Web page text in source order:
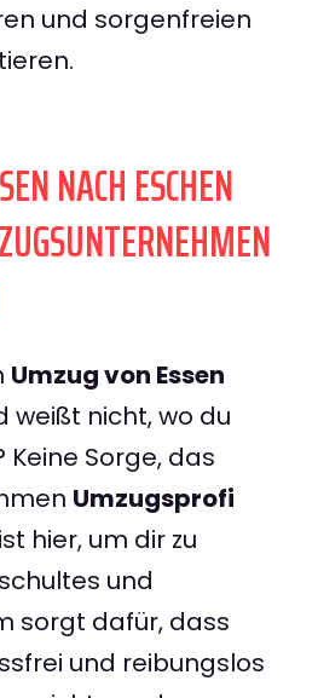
und sorgenfreien
NACH ESCHEN
Umzug von Essen
weißt nicht, wo du
Sorge, das
Umzugsprofi
ist hier, um dir zu
und
sorgt dafür, dass
und reibungslos